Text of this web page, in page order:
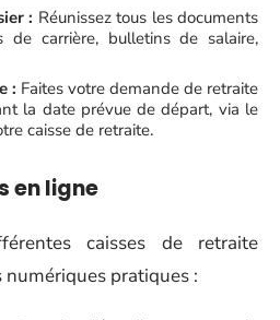
: Réunissez tous les documents
de carrière, bulletins de salaire,
: Faites votre demande de retraite
la date prévue de départ, via le
caisse de retraite.
en ligne
caisses de retraite
pratiques :